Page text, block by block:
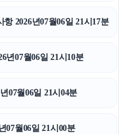
2026년07월06일 21시17분
년07월06일 21시10분
07월06일 21시04분
07월06일 21시00분